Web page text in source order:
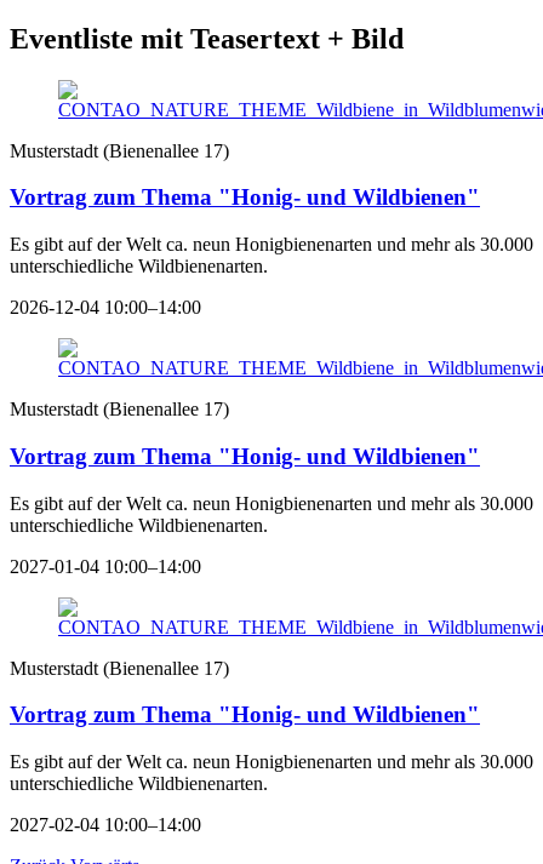
Eventliste mit Teasertext + Bild
Musterstadt (Bienenallee 17)
Vortrag zum Thema "Honig- und Wildbienen"
Es gibt auf der Welt ca. neun Honigbienenarten und mehr als 30.000
unterschiedliche Wildbienenarten.
2026-12-04 10:00–14:00
Musterstadt (Bienenallee 17)
Vortrag zum Thema "Honig- und Wildbienen"
Es gibt auf der Welt ca. neun Honigbienenarten und mehr als 30.000
unterschiedliche Wildbienenarten.
2027-01-04 10:00–14:00
Musterstadt (Bienenallee 17)
Vortrag zum Thema "Honig- und Wildbienen"
Es gibt auf der Welt ca. neun Honigbienenarten und mehr als 30.000
unterschiedliche Wildbienenarten.
2027-02-04 10:00–14:00